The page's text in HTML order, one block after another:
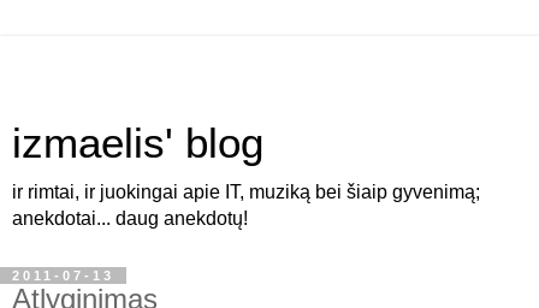
izmaelis' blog
ir rimtai, ir juokingai apie IT, muziką bei šiaip gyvenimą;
anekdotai... daug anekdotų!
2011-07-13
Atlyginimas